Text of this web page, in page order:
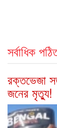
সর্বাধিক
রক্তভেজা
জনের মৃত্যু!